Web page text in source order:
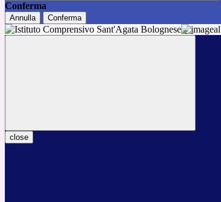
Conferma
Annulla Conferma
close